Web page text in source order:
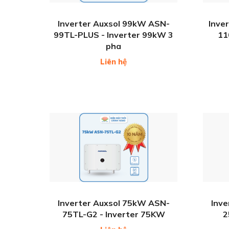
Inverter Auxsol 99kW ASN-
99TL-PLUS - Inverter 99kW 3
pha
Liên hệ
Inverter Auxsol 75kW ASN-
75TL-G2 - Inverter 75KW